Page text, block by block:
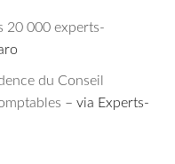
20 000 experts-
du Conseil
– via Experts-